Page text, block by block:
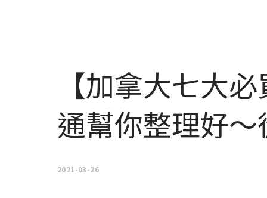
【加拿大七大
通幫你整理好
2021-03-26